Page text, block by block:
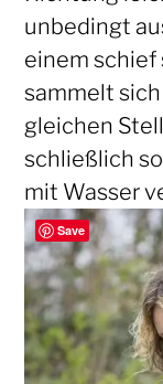
unbedingt
einem
sammelt
gleichen
schließlich
mit Wasser
Save